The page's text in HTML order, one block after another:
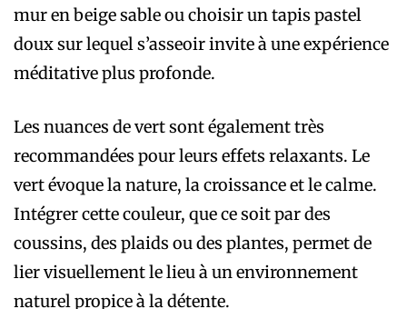
mur en beige sable ou choisir un tapis pastel
doux sur lequel s’asseoir invite à une expérience
méditative plus profonde.
Les nuances de vert sont également très
recommandées pour leurs effets relaxants. Le
vert évoque la nature, la croissance et le calme.
Intégrer cette couleur, que ce soit par des
coussins, des plaids ou des plantes, permet de
lier visuellement le lieu à un environnement
naturel propice à la détente.